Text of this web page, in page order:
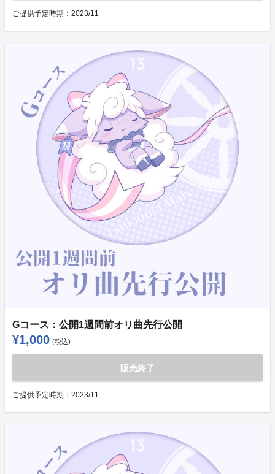
ご提供予定時期： 2023/11
Gコース：公開1週間前オリ曲先行公開
¥1,000 (税込)
販売終了
ご提供予定時期： 2023/11